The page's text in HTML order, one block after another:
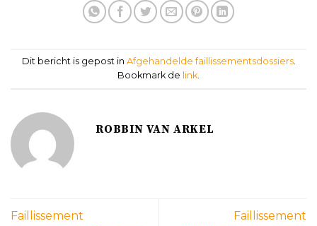
Dit bericht is gepost in Afgehandelde faillissementsdossiers.
Bookmark de link.
ROBBIN VAN ARKEL
Faillissement
Faillissement